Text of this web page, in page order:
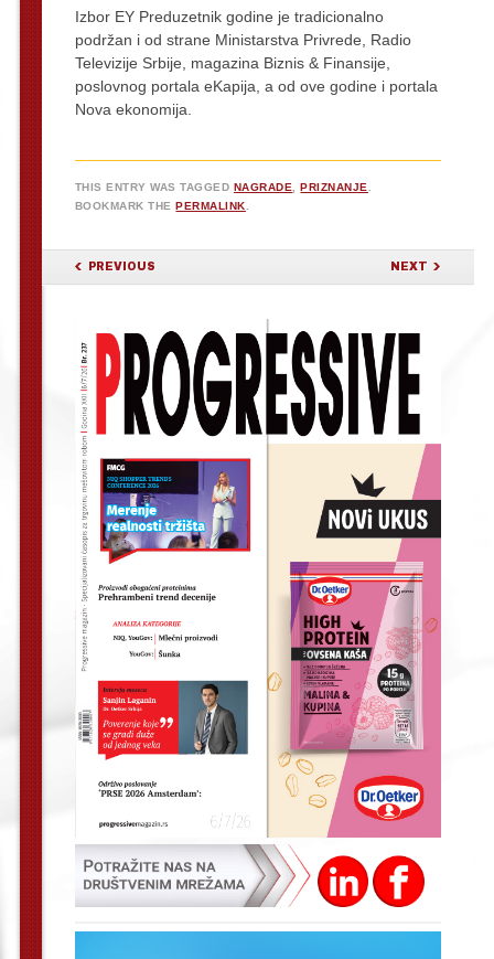
Izbor EY Preduzetnik godine je tradicionalno
podržan i od strane Ministarstva Privrede, Radio
Televizije Srbije, magazina Biznis & Finansije,
poslovnog portala eKapija, a od ove godine i portala
Nova ekonomija.
THIS ENTRY WAS TAGGED NAGRADE ,PRIZNANJE
BOOKMARK THEPERMALINK
POST NAVIGATION
PREVIOUS NEXT